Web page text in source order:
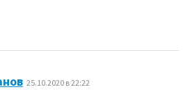
: 25.10.2020 в 22:22